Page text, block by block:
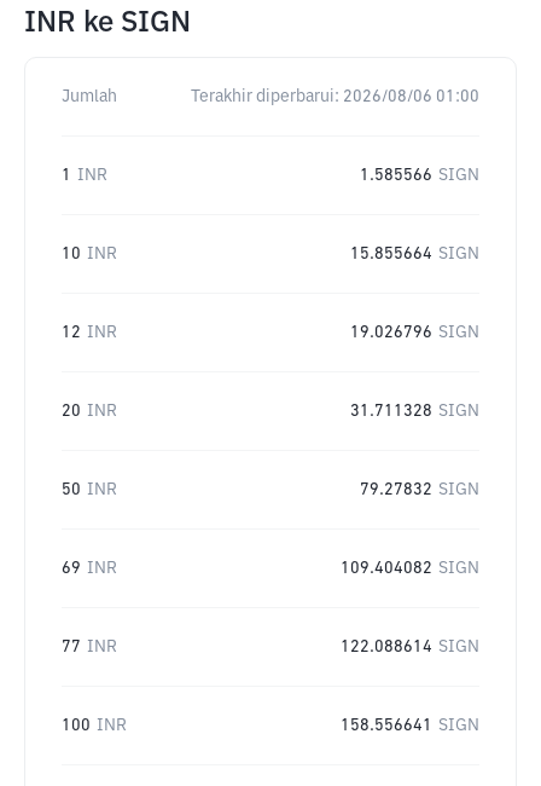
INR ke SIGN
Jumlah Terakhir diperbarui: 2026/08/06 01:00
1 INR 1.585566 SIGN
10 INR 15.855664 SIGN
12 INR 19.026796 SIGN
20 INR 31.711328 SIGN
50 INR 79.27832 SIGN
69 INR 109.404082 SIGN
77 INR 122.088614 SIGN
100 INR 158.556641 SIGN